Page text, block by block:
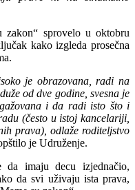
zakon“ sprovelo u oktobru
kako izgleda prosečna
je obrazovana, radi na
od dve godine, svesna je
i da radi isto što i
(često u istoj kancelariji,
prava), odlaže roditeljstvo
je Udruženje.
imaju decu izjednačio,
da svi uživaju ista prava,